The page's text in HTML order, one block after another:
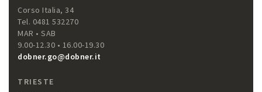
Corso Italia, 34
Tel. 0481 532270
MAR • SAB
9.00-12.30 • 16.00-19.30
dobner.go@dobner.it
TRIESTE